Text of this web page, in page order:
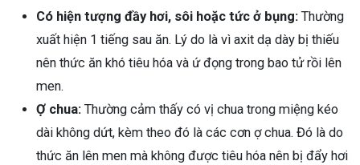
Có hiện tượng đầy hơi, sôi hoặc tức ở bụng: Thường
xuất hiện 1 tiếng sau ăn. Lý do là vì axit dạ dày bị thiếu
nên thức ăn khó tiêu hóa và ứ đọng trong bao tử rồi lên
men.
Ợ chua: Thường cảm thấy có vị chua trong miệng kéo
dài không dứt, kèm theo đó là các cơn ợ chua. Đó là do
thức ăn lên men mà không được tiêu hóa nên bị đẩy hơi